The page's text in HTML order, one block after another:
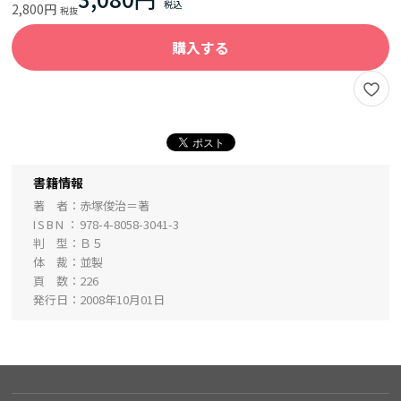
2,800円
購入する
書籍情報
著 者
赤塚俊治＝著
ISBN
978-4-8058-3041-3
判 型
Ｂ５
体 裁
並製
頁 数
226
発行日
2008年10月01日